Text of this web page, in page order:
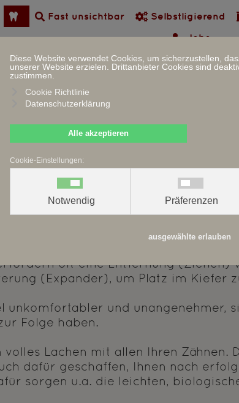
Diese Website verwendet Cookies, um sicherzustellen,
unserer Website erzielen. Drittanbieter Cookies sind
zustimmen.
Cookie Richtlinie
Datenschutzerklärung
Alle akzeptieren
Cookie-Einstellungen:
Notwendig Präferenzen
ausgewählte erlauben
Fast unsichtbar Selbstligierend
Jobs
für eine sanfte und schnelle
Damon-Brackets das System
Ihnen nun auch in Berlin anbieten,
oft eine Entfernung (Ziehen)
(Expander), um Platz im Kiefer
und unangenehmer,
Folge haben.
volles Lachen mit allen Ihren
dafür geschaffen, Ihnen nach
sorgen u.a. die leichten,